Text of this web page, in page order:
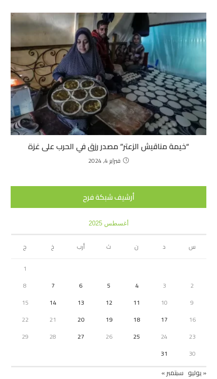
“خيمة مناقيش الزعتر” مصدر رزق في الحرب على غزة
فبراير 4, 2024
أرشيف شبكة فرح
أغسطس 2025
س د ن ث أرب خ
ج
1
2
3
4
5
6
7
8
9
10
11
12
13
14
15
16
17
18
19
20
21
22
23
24
25
26
27
28
29
30
31
« يوليو سبتمبر »